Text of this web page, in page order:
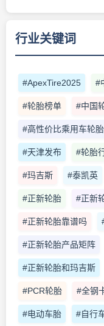
行业关键词
#ApexTire2025 #
#轮胎榜单 #中国
#高性价比乘用车轮胎
#天津发布 #轮胎
#玛吉斯 #泰凯英
#正新轮胎 #正新
#正新轮胎靠谱吗
#正新轮胎产品矩阵
#正新轮胎和玛吉斯
#PCR轮胎 #全钢
#电动车胎 #自行